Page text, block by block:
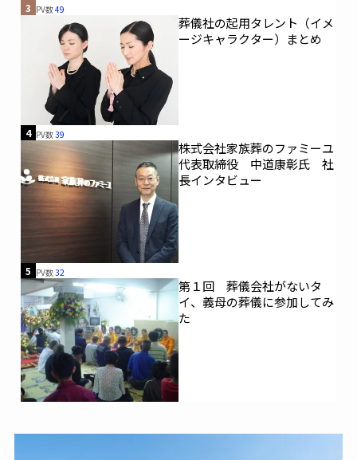
3 PV数49
葬儀社の起用タレント（イメ
ージキャラクター）まとめ
4 PV数39
株式会社家族葬のファミーユ
代表取締役 中道康彰氏 社
長インタビュー
5 PV数32
第１回 葬儀会社がないタ
イ、義母の葬儀に参加してみ
た